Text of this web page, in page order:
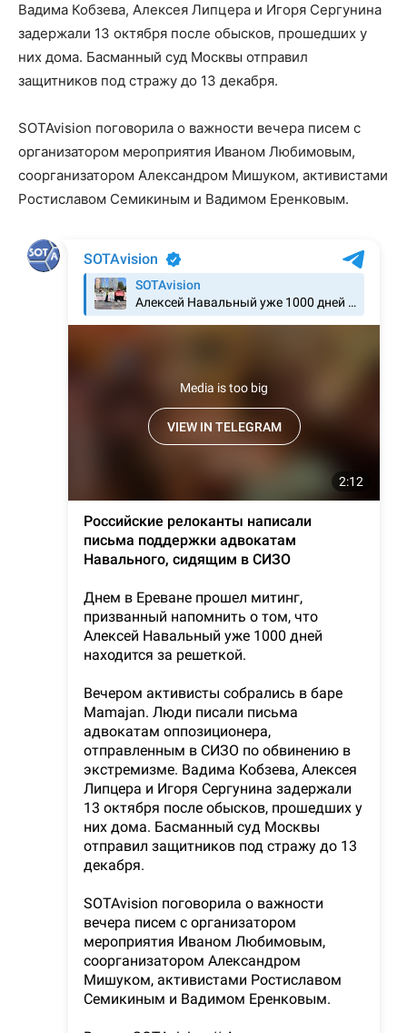
Вадима Кобзева, Алексея Липцера и Игоря Сергунина
задержали 13 октября после обысков, прошедших у
них дома. Басманный суд Москвы отправил
защитников под стражу до 13 декабря.
SOTAvision поговорила о важности вечера писем с
организатором мероприятия Иваном Любимовым,
соорганизатором Александром Мишуком, активистами
Ростиславом Семикиным и Вадимом Еренковым.